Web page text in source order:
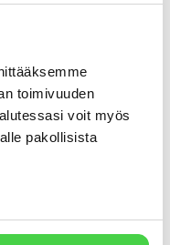
toimivuuden
voit myös
pakollisista